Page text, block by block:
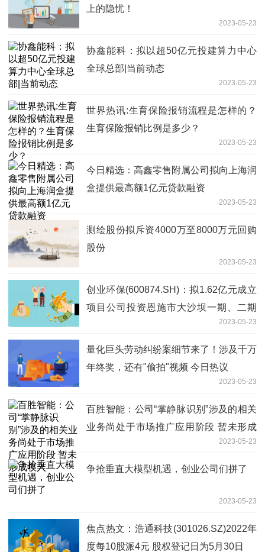
上的隐忧！
2023-05-23
协鑫能科：拟以超50亿元投建算力中心
全球总部|当前动态
2023-05-23
世界热讯:生育保险报销流程是怎样的？
生育保险报销比例是多少？
2023-05-23
今日精选：高鑫零售附属公司拟向上海润
盒提供最高额1亿元贷款融资
2023-05-23
测绘股份拟斥资4000万至8000万元回购
股份
2023-05-23
创业环保(600874.SH)：拟1.62亿元成立
项目公司投资恩施市大沙坝一期、二期
(谭家坝)污水处理厂及配套管网工程特许
经营项目
2023-05-23
量化巨头劳动纠纷案细节来了！涉及千万
年终奖，还有"偷拍"视频 今日热议
2023-05-23
百胜智能：公司“掌静脉识别”涉及的相关
业务尚处于市场推广应用阶段 暂未形成
2023-05-23
争抢垂直大模型机遇，创业公司们拼了
2023-05-23
焦点热文：浩通科技(301026.SZ)2022年
度每10股派4元 股权登记日为5月30日